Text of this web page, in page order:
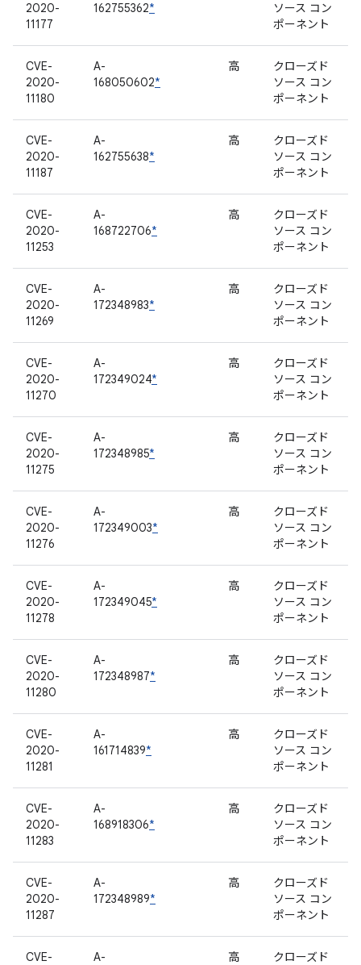
2020-
11177
162755362*
ソース コン
ポーネント
CVE-
2020-
11180
A-
168050602*
高
クローズド
ソース コン
ポーネント
CVE-
2020-
11187
A-
162755638*
高
クローズド
ソース コン
ポーネント
CVE-
2020-
11253
A-
168722706*
高
クローズド
ソース コン
ポーネント
CVE-
2020-
11269
A-
172348983*
高
クローズド
ソース コン
ポーネント
CVE-
2020-
11270
A-
172349024*
高
クローズド
ソース コン
ポーネント
CVE-
2020-
11275
A-
172348985*
高
クローズド
ソース コン
ポーネント
CVE-
2020-
11276
A-
172349003*
高
クローズド
ソース コン
ポーネント
CVE-
2020-
11278
A-
172349045*
高
クローズド
ソース コン
ポーネント
CVE-
2020-
11280
A-
172348987*
高
クローズド
ソース コン
ポーネント
CVE-
2020-
11281
A-
161714839*
高
クローズド
ソース コン
ポーネント
CVE-
2020-
11283
A-
168918306*
高
クローズド
ソース コン
ポーネント
CVE-
2020-
11287
A-
172348989*
高
クローズド
ソース コン
ポーネント
CVE-
A-
高
クローズド